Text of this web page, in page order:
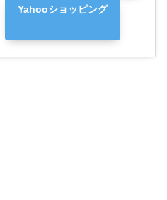
Yahooショッピング